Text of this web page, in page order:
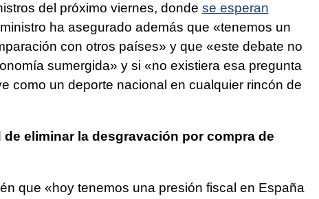
del próximo viernes, donde se esperan
ha asegurado además que «tenemos un
con otros países» y que «este debate no
sumergida» y si «no existiera esa pregunta
como un deporte nacional en cualquier rincón de
eliminar la desgravación por compra de
que «hoy tenemos una presión fiscal en España